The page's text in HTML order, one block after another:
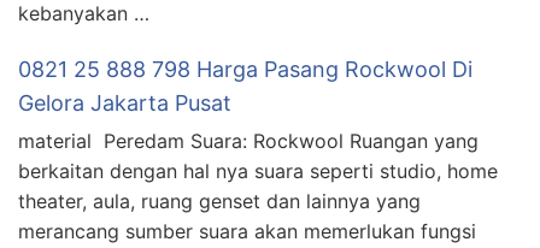
kebanyakan …
0821 25 888 798 Harga Pasang Rockwool Di
Gelora Jakarta Pusat
material Peredam Suara: Rockwool Ruangan yang
berkaitan dengan hal nya suara seperti studio, home
theater, aula, ruang genset dan lainnya yang
merancang sumber suara akan memerlukan fungsi